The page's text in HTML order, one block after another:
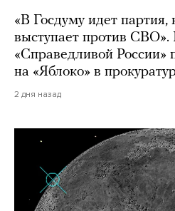
«В Госдуму идет партия,
выступает против СВО».
«Справедливой России»
на «Яблоко» в
2 дня назад